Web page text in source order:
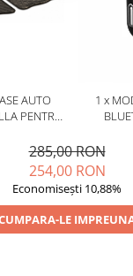
AUTO
PENTRU
1 x
285,00 RON
254,00 RON
Economisești 10,88%
LE